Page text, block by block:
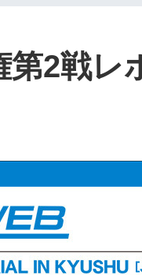
2戦レ